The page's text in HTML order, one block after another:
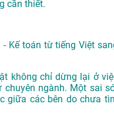
cần thiết.
Kế toán từ tiếng Việt
không chỉ dừng lại ở
ngành. Một sai
giữa các bên do chưa